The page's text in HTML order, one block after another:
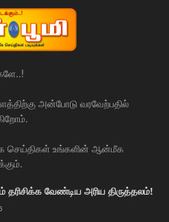
அன்போடு வரவேற்பதில்
செய்திகள் உங்களின் ஆன்மீக
தரிசிக்க வேண்டிய அரிய திருத்தலம்!